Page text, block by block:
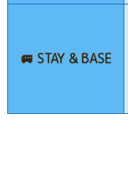
🚐 STAY & BASE